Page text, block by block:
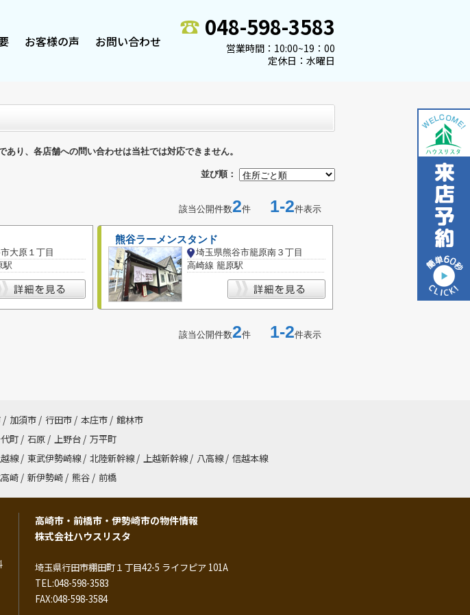
お客様の声 お問い合わせ
048-598-3583
営業時間：10:00~19：00
定休日：水曜日
り、各店舗への問い合わせは当社では対応できません。
並び順：
該当公開件数2件 1-2件表示
大原１丁目
駅
熊谷ラーメンスタンド
埼玉県熊谷市籠原南３丁目
高崎線 籠原駅
該当公開件数2件 1-2件表示
/ 加須市 / 行田市 / 本庄市 / 館林市
町 / 石原 / 上野台 / 万平町
線 / 東武伊勢崎線 / 北陸新幹線 / 上越新幹線 / 八高線 / 信越本線
崎 / 新伊勢崎 / 熊谷 / 前橋
高崎市・前橋市・伊勢崎市の物件情報
株式会社ハウスリスタ
埼玉県行田市棚田町１丁目42-5 ライフピア 101A
TEL:048-598-3583
FAX:048-598-3584